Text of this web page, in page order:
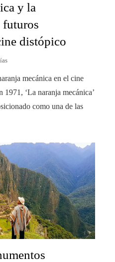
y la
futuros
distópico
mecánica en el cine
1971, ‘La naranja mecánica’
como una de las